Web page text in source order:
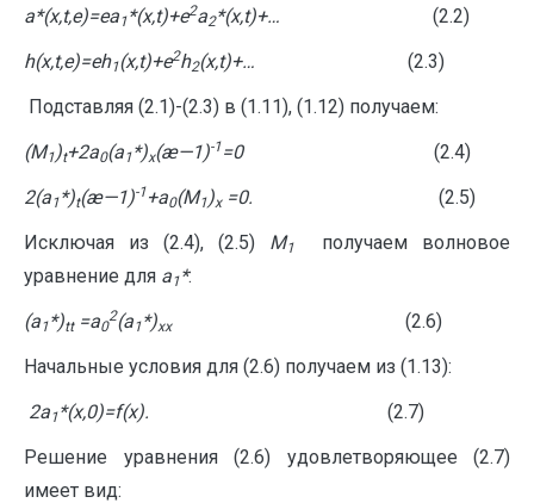
a*(x,t,e)=ea1*(x,t)+e2a2*(x,t)+… (2.2)
h(x,t,e)=eh1(x,t)+e2h2(x,t)+… (2.3)
Подставляя (2.1)-(2.3) в (1.11), (1.12) получаем:
(M1 )t+2a0(a1*)x(æ—1)-1=0 (2.4)
2(a1*)t(æ—1)-1+a0(M1 )x=0. (2.5)
Исключая из (2.4), (2.5) M1
получаем волновое
уравнение для a1*:
(a1*)tt=a0
2(a1*)xx
(2.6)
Начальные условия для (2.6) получаем из (1.13):
2a1*(x,0)=f(x). (2.7)
Решение уравнения (2.6) удовлетворяющее (2.7)
имеет вид: